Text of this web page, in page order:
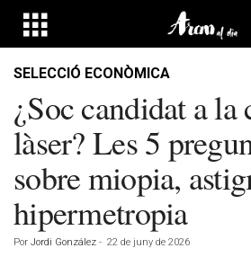
SELECCIÓ ECONÒMICA
¿Soc candidat a
làser? Les 5
sobre miopia,
hipermetropia
Por Jordi González - 22 de juny de 2026